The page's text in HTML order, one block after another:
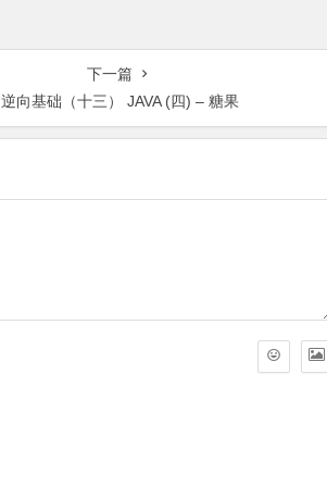
下一篇
逆向基础（十三） JAVA (四) – 糖果